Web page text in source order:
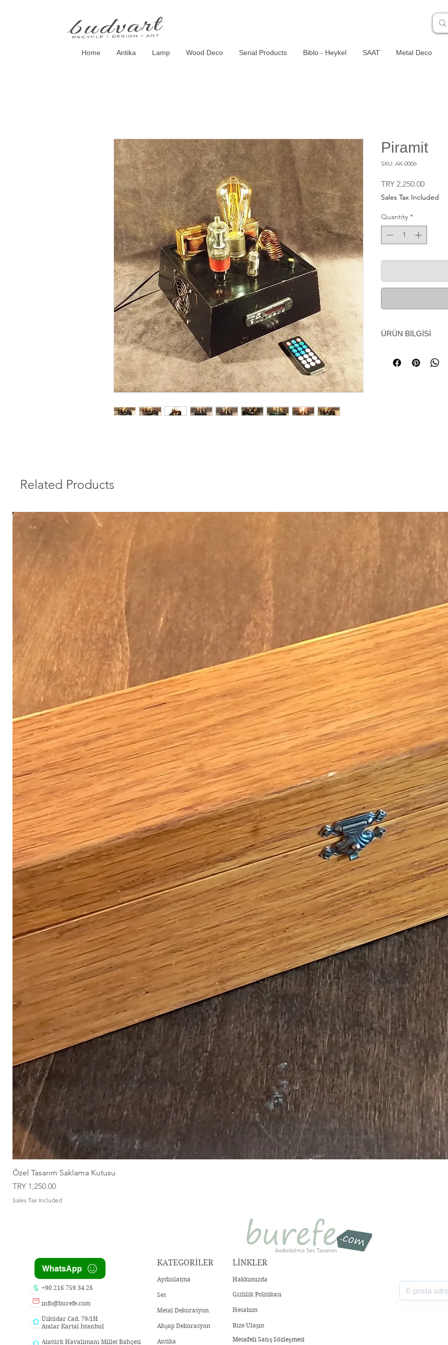
Home Antika Lamp Wood Deco Serial Products Biblo - Heykel SAAT Metal Deco
Piramit
SKU: AK-0006
TRY 2,250.00Price
Sales Tax Included
Quantity *
ÜRÜN BİLGİSİ
Telefonunuzdan,
Kablo boyu standart
ABD ve Kanada
gönderilir.
Ürün el yapımı
barındırmaktadır,
sahiptir.
Ürünlerimizde en
bazı fonksiyonlar
Ürünlerin
çekilse de gerçek
ekran kartlarından
Related Products
Özel Tasarım Saklama Kutusu
Price
TRY 1,250.00
Sales Tax Included
WhatsApp
+90 216 759 34 26
info@burefe.com
Üsküdar Cad. 79/1H
Atalar Kartal İstanbul
Atatürk Havalimanı Millet Bahçesi
KATEGORİLER
Aydınlatma
Ses
Metal Dekorasyon
Ahşap Dekorasyon
Antika
LİNKLER
Hakkımızda
Gizlilik Politikası
Hesabım
Bize Ulaşın
Mesafeli Satış Sözleşmesi